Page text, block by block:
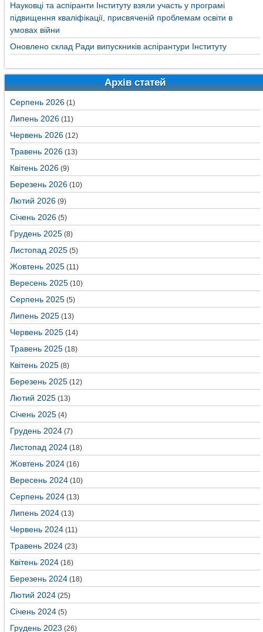
Науковці та аспіранти Інституту взяли участь у програмі
підвищення кваліфікації, присвяченій проблемам освіти в
умовах війни
Оновлено склад Ради випускників аспірантури Інституту
Архів статей
Серпень 2026 (1)
Липень 2026 (11)
Червень 2026 (12)
Травень 2026 (13)
Квітень 2026 (9)
Березень 2026 (10)
Лютий 2026 (9)
Січень 2026 (5)
Грудень 2025 (8)
Листопад 2025 (5)
Жовтень 2025 (11)
Вересень 2025 (10)
Серпень 2025 (5)
Липень 2025 (13)
Червень 2025 (14)
Травень 2025 (18)
Квітень 2025 (8)
Березень 2025 (12)
Лютий 2025 (13)
Січень 2025 (4)
Грудень 2024 (7)
Листопад 2024 (18)
Жовтень 2024 (16)
Вересень 2024 (10)
Серпень 2024 (13)
Липень 2024 (13)
Червень 2024 (11)
Травень 2024 (23)
Квітень 2024 (16)
Березень 2024 (18)
Лютий 2024 (25)
Січень 2024 (5)
Грудень 2023 (26)